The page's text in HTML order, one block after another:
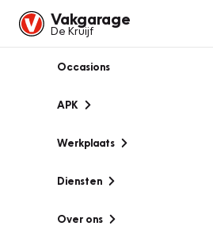
Vakgarage
De Kruijf
Occasions
APK
Werkplaats
Diensten
Over ons